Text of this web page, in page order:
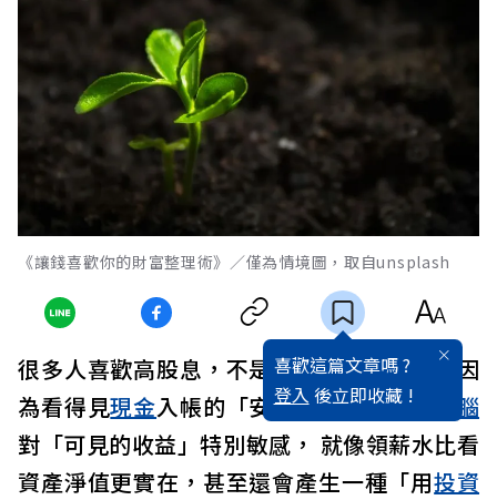
《讓錢喜歡你的財富整理術》／僅為情境圖，取自unsplash
喜歡這篇文章嗎 ?
登入 後立即收藏 !
很多人喜歡高股息，不是因為報酬高，而是因
為看得見現金入帳的「安定感」。我們的
大腦
對「可見的收益」特別敏感， 就像領薪水比看
資產淨值更實在，甚至還會產生一種「用投資